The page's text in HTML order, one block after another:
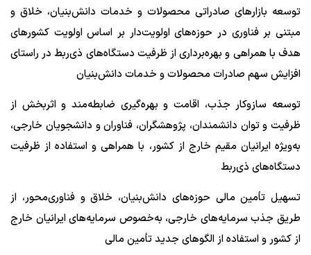
توسعه بازارهای صادراتی محصولات و خدمات دانش‌بنیان، خلاق و
مبتنی بر فناوری در حوزه‌های اولویت‌دار بر اساس اولویت کشورهای
هدف با همراهی و بهره‌برداری از ظرفیت دستگاه‌های ذی‌ربط در راستای
افزایش سهم صادرات محصولات و خدمات دانش‌بنیان
توسعه سازوکار جذب، اقامت و بهره‌گیری ضابطه‌مند و اثربخش از
ظرفیت و توان دانشمندان، پژوهشگران، فناوران و دانشجویان خارجی،
به‌ویژه ایرانیان مقیم خارج از کشور، با همراهی و استفاده از ظرفیت
دستگاه‌های ذی‌ربط
تسهیل تأمین مالی حوزه‌های دانش‌بنیان، خلاق و فناوری‌محور، از
طریق جذب سرمایه‌های خارجی، به‌خصوص سرمایه‌های ایرانیان خارج
از کشور و استفاده از الگوهای جدید تأمین مالی